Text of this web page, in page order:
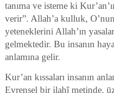
tanıma ve isteme ki
verir”. Allah’a kulluk, O’nun
yeteneklerini Allah’ın
gelmektedir. Bu insanın
anlamına gelir.
Kur’an kıssaları insanın
Evrensel bir ilahî metinde,